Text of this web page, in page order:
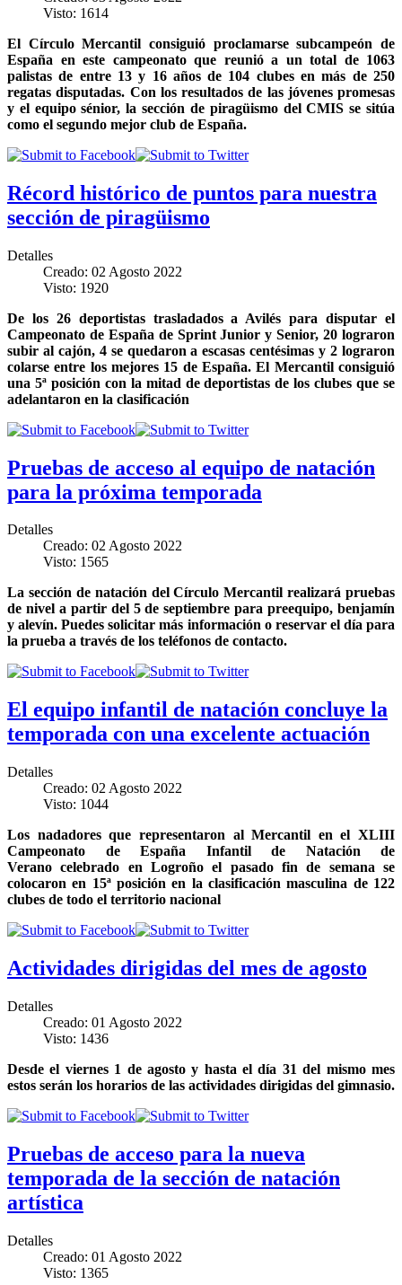
Visto: 1614
El Círculo Mercantil consiguió proclamarse subcampeón de
España en este campeonato que reunió a un total de 1063
palistas de entre 13 y 16 años de 104 clubes en más de 250
regatas disputadas. Con los resultados de las jóvenes promesas
y el equipo sénior, la sección de piragüismo del CMIS se sitúa
como el segundo mejor club de España.
Récord histórico de puntos para nuestra
sección de piragüismo
Detalles
Creado: 02 Agosto 2022
Visto: 1920
De los 26 deportistas trasladados a Avilés para disputar el
Campeonato de España de Sprint Junior y Senior, 20 lograron
subir al cajón, 4 se quedaron a escasas centésimas y 2 lograron
colarse entre los mejores 15 de España. El Mercantil consiguió
una 5ª posición con la mitad de deportistas de los clubes que se
adelantaron en la clasificación
Pruebas de acceso al equipo de natación
para la próxima temporada
Detalles
Creado: 02 Agosto 2022
Visto: 1565
La sección de natación del Círculo Mercantil realizará pruebas
de nivel a partir del 5 de septiembre para preequipo, benjamín
y alevín. Puedes solicitar más información o reservar el día para
la prueba a través de los teléfonos de contacto.
El equipo infantil de natación concluye la
temporada con una excelente actuación
Detalles
Creado: 02 Agosto 2022
Visto: 1044
Los nadadores que representaron al Mercantil en el XLIII
Campeonato de España Infantil de Natación de
Verano celebrado en Logroño el pasado fin de semana se
colocaron en 15ª posición en la clasificación masculina de 122
clubes de todo el territorio nacional
Actividades dirigidas del mes de agosto
Detalles
Creado: 01 Agosto 2022
Visto: 1436
Desde el viernes 1 de agosto y hasta el día 31 del mismo mes
estos serán los horarios de las actividades dirigidas del gimnasio.
Pruebas de acceso para la nueva
temporada de la sección de natación
artística
Detalles
Creado: 01 Agosto 2022
Visto: 1365